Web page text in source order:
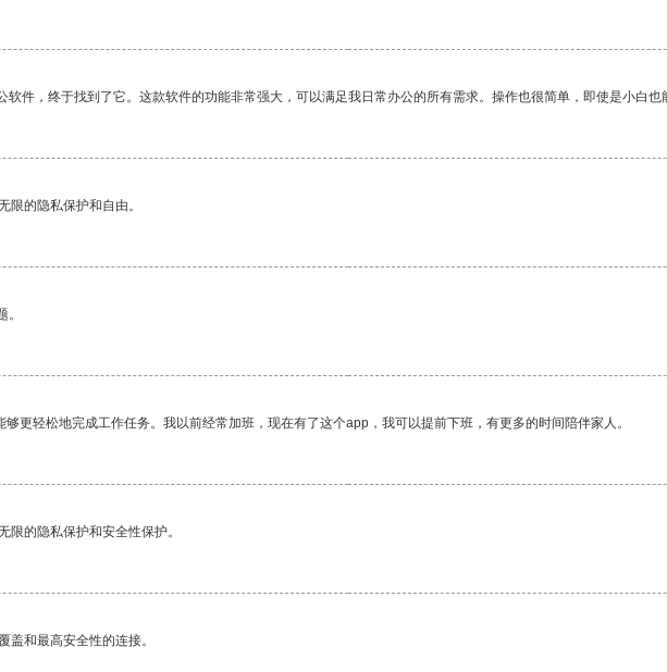
件，终于找到了它。这款软件的功能非常强大，可以满足我日常办公的所有需求。操作也很简单，即使是小白也
限的隐私保护和自由。
更轻松地完成工作任务。我以前经常加班，现在有了这个app，我可以提前下班，有更多的时间陪伴家人。
限的隐私保护和安全性保护。
盖和最高安全性的连接。